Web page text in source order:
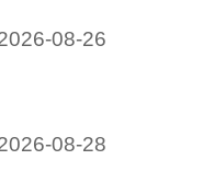
08-26
08-28